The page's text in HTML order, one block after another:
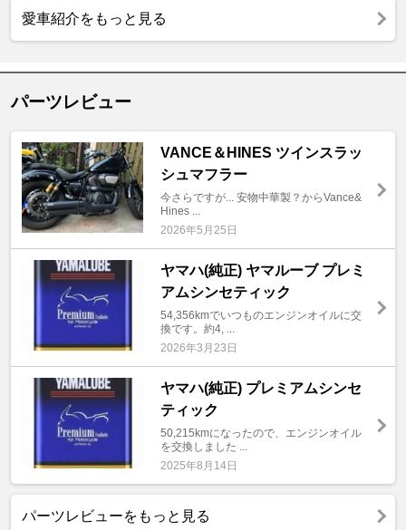
愛車紹介をもっと見る
パーツレビュー
VANCE＆HINES ツインスラッ
シュマフラー
今さらですが... 安物中華製？からVance&
Hines ...
2026年5月25日
ヤマハ(純正) ヤマルーブ プレミ
アムシンセティック
54,356kmでいつものエンジンオイルに交
換です。約4, ...
2026年3月23日
ヤマハ(純正) プレミアムシンセ
ティック
50,215kmになったので、エンジンオイル
を交換しました ...
2025年8月14日
パーツレビューをもっと見る